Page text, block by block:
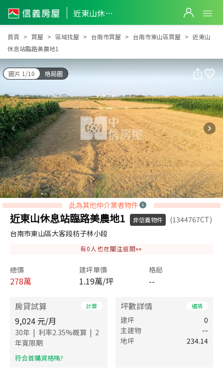
近東山休息站臨路美農地1
近東山休息站臨路美農地1
首頁 買屋 區域找屋 台南市買屋 台南市東山區買屋
近東山
休息站臨路美農地1
圖片 1/10 格局圖
此為其他仲介業者物件
近東山休息站臨路美農地1 非信義物件
(1344767CT)
台南市東山區大客段枋子林小段
有0 人也在關注這間👀
總價
278萬
建坪單價
1.19萬/坪
格局
--
房貸試算 計算
9,024 元/月
30年 | 利率2.35%概算 | 2
年寬限期
​符合首購資格嗎?
坪數詳情 細項
建坪
0
主建物
--
地坪
234.14